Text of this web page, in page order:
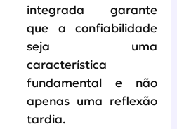
integrada garante
que a confiabilidade
seja uma
característica
fundamental e não
apenas uma reflexão
tardia.